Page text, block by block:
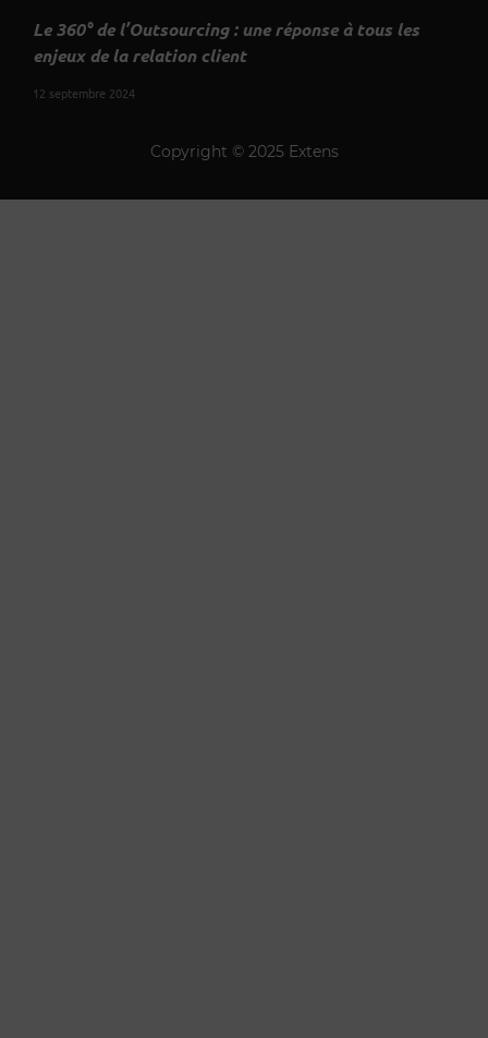
Le 360° de l’Outsourcing : une réponse à tous les
enjeux de la relation client
12 septembre 2024
Copyright © 2025 Extens